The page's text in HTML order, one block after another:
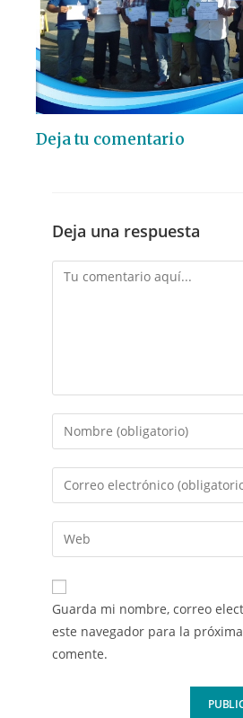
Deja tu comentario
Deja una respuesta
Guarda mi nombre, correo
este navegador para la
comente.